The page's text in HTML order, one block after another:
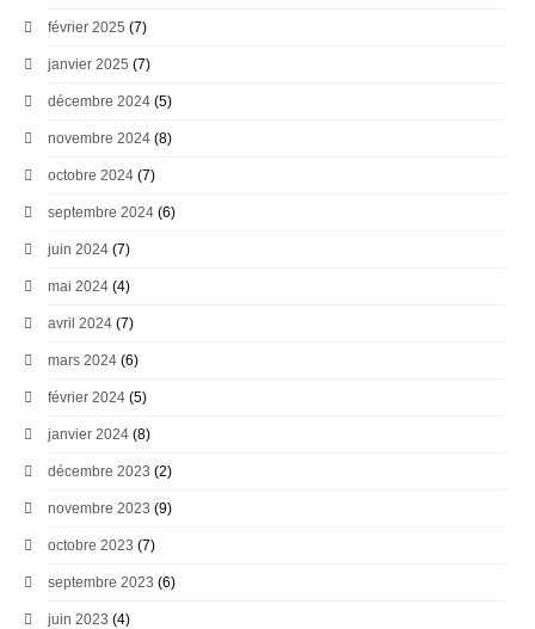
février 2025 (7)
janvier 2025 (7)
décembre 2024 (5)
novembre 2024 (8)
octobre 2024 (7)
septembre 2024 (6)
juin 2024 (7)
mai 2024 (4)
avril 2024 (7)
mars 2024 (6)
février 2024 (5)
janvier 2024 (8)
décembre 2023 (2)
novembre 2023 (9)
octobre 2023 (7)
septembre 2023 (6)
juin 2023 (4)